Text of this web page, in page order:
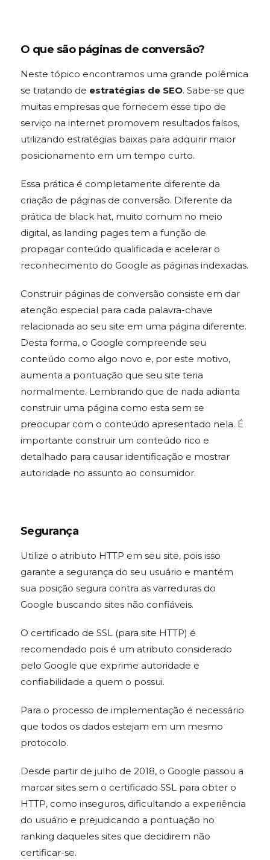
O que são páginas de conversão?
Neste tópico encontramos uma grande polêmica
se tratando de estratégias de SEO. Sabe-se que
muitas empresas que fornecem esse tipo de
serviço na internet promovem resultados falsos,
utilizando estratégias baixas para adquirir maior
posicionamento em um tempo curto.
Essa prática é completamente diferente da
criação de páginas de conversão. Diferente da
prática de black hat, muito comum no meio
digital, as landing pages tem a função de
propagar conteúdo qualificada e acelerar o
reconhecimento do Google as páginas indexadas.
Construir páginas de conversão consiste em dar
atenção especial para cada palavra-chave
relacionada ao seu site em uma página diferente.
Desta forma, o Google compreende seu
conteúdo como algo novo e, por este motivo,
aumenta a pontuação que seu site teria
normalmente. Lembrando que de nada adianta
construir uma página como esta sem se
preocupar com o conteúdo apresentado nela. É
importante construir um conteúdo rico e
detalhado para causar identificação e mostrar
autoridade no assunto ao consumidor.
Segurança
Utilize o atributo HTTP em seu site, pois isso
garante a segurança do seu usuário e mantém
sua posição segura contra as varreduras do
Google buscando sites não confiáveis.
O certificado de SSL (para site HTTP) é
recomendado pois é um atributo considerado
pelo Google que exprime autoridade e
confiabilidade a quem o possui.
Para o processo de implementação é necessário
que todos os dados estejam em um mesmo
protocolo.
Desde partir de julho de 2018, o Google passou a
marcar sites sem o certificado SSL para obter o
HTTP, como inseguros, dificultando a experiência
do usuário e prejudicando a pontuação no
ranking daqueles sites que decidirem não
certificar-se.